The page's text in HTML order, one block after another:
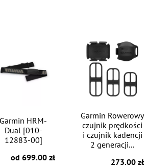
Garmin HRM-
Dual [010-
12883-00]
od 699.00 zł
Garmin Rowerowy
czujnik prędkości
i czujnik kadencji
2 generacji...
273.00 zł